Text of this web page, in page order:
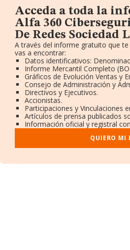
Acceda a toda la
Alfa 360
De Redes Sociedad
A través del informe gratuito que
vas a encontrar:
Datos identificativos:
Informe Mercantil Completo
Gráficos de Evolución Ventas y
Consejo de Administración y
Directivos y Ejecutivos.
Accionistas.
Participaciones y Vinculaciones
Artículos de prensa publicados
Información oficial y registral
QUIERO MI